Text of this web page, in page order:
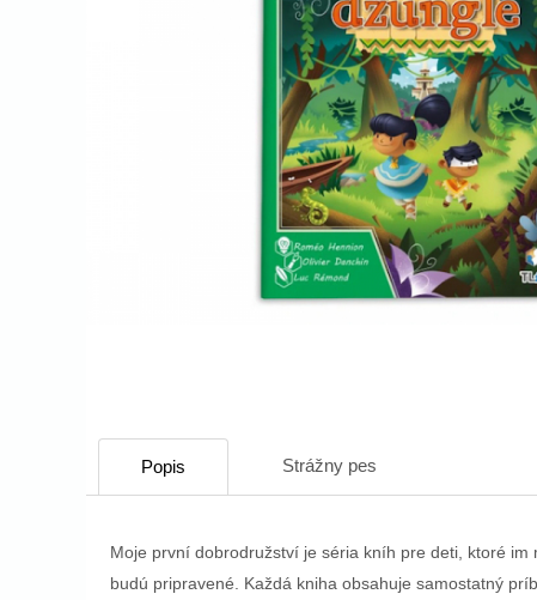
Popis Strážny pes
Moje první dobrodružství je séria kníh pre deti, ktoré
budú pripravené. Každá kniha obsahuje samostatný